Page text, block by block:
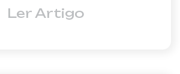
Ler Artigo